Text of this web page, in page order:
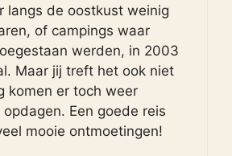
langs de oostkust weinig
of campings waar
werden, in 2003
Maar jij treft het ook niet
komen er toch weer
Een goede reis
mooie ontmoetingen!